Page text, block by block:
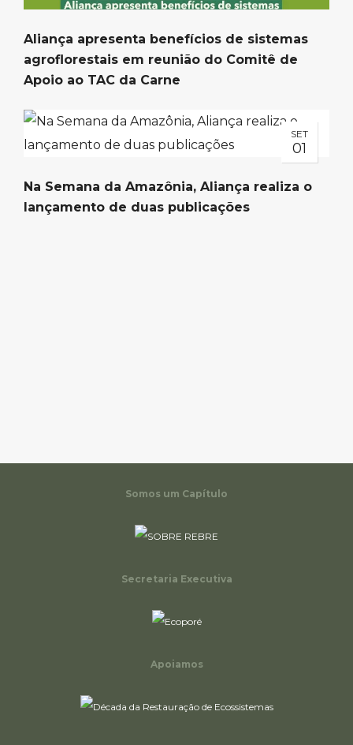
Aliança apresenta benefícios de sistemas
agroflorestais em reunião do Comitê de
Apoio ao TAC da Carne
SET
01
Na Semana da Amazônia, Aliança realiza o
lançamento de duas publicações
Somos um Capítulo
Secretaria Executiva
Apoiamos